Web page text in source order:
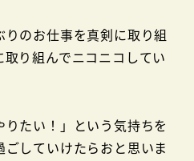
のお仕事を真剣に取り組
り組んでニコニコしてい
たい！」という気持ちを
していけたらおと思いま